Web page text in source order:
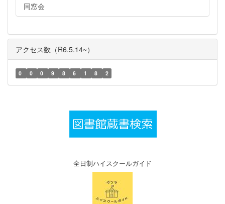
同窓会
アクセス数（R6.5.14~）
0 0 0 9 8 6 1 8 2
全日制ハイスクールガイド